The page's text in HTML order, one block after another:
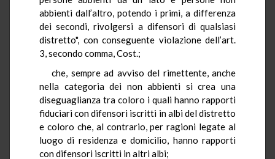
abbienti dall’altro, potendo i primi, a differenza
dei secondi, rivolgersi a difensori di qualsiasi
distretto", con conseguente violazione dell’art.
3, secondo comma, Cost.;
che, sempre ad avviso del rimettente, anche
nella categoria dei non abbienti si crea una
diseguaglianza tra coloro i quali hanno rapporti
fiduciari con difensori iscritti in albi del distretto
e coloro che, al contrario, per ragioni legate al
luogo di residenza e domicilio, hanno rapporti
con difensori iscritti in altri albi;